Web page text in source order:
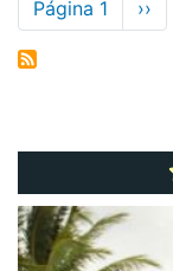
Página 1 ››